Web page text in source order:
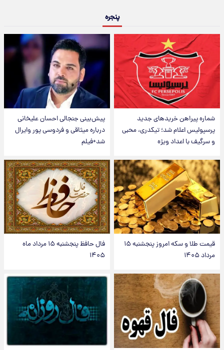
پنجره
شماره پیراهن خریدهای جدید
پرسپولیس اعلام شد؛ تیکدری، محبی
و سرگیف با اعداد ویژه
پیش‌بینی جنجالی احسان علیخانی
درباره میثاقی و فردوسی پور وایرال
شد+فیلم
قیمت طلا و سکه امروز پنجشنبه ۱۵
مرداد ۱۴۰۵
فال حافظ پنجشنبه ۱۵ مرداد ماه
۱۴۰۵